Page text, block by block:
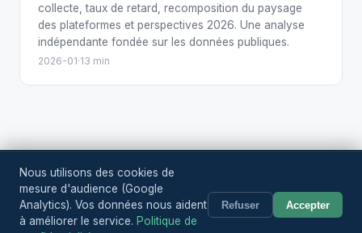
collecte, taux de retard, recomposition du paysage
des plateformes et perspectives 2026. Une analyse
indépendante fondée sur les données publiques.
2026-01·13 min
CrowdPickr
Projets Plateformes Articles Méthodologie À propos RSS
|
Mentions légales
Confidentialité CGU
© 2026 CrowdPickr
Nous utilisons des cookies de
mesure d'audience (Google
Analytics). Vos données nous aident
à améliorer le service. Politique de
Refuser Accepter